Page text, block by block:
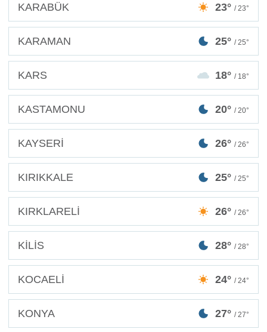
KARABÜK 23° / 23°
KARAMAN 25° / 25°
KARS 18° / 18°
KASTAMONU 20° / 20°
KAYSERİ 26° / 26°
KIRIKKALE 25° / 25°
KIRKLARELİ 26° / 26°
KİLİS 28° / 28°
KOCAELİ 24° / 24°
KONYA 27° / 27°